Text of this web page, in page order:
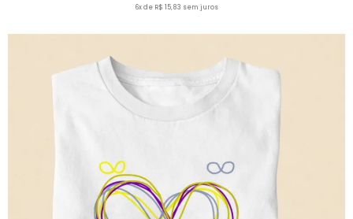
6x de R$ 15,83 sem juros